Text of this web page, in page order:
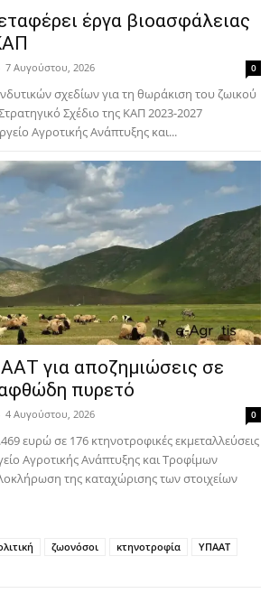
έργα βιοασφάλειας
7 Αυγούστου, 2026 0
σχεδίων για τη θωράκιση του ζωικού
Σχέδιο της ΚΑΠ 2023-2027
Αγροτικής Ανάπτυξης και...
για αποζημιώσεις σε
πυρετό
4 Αυγούστου, 2026 0
ευρώ σε 176 κτηνοτροφικές εκμεταλλεύσεις
Αγροτικής Ανάπτυξης και Τροφίμων
της καταχώρισης των στοιχείων
ζωονόσοι κτηνοτροφία ΥΠΑΑΤ